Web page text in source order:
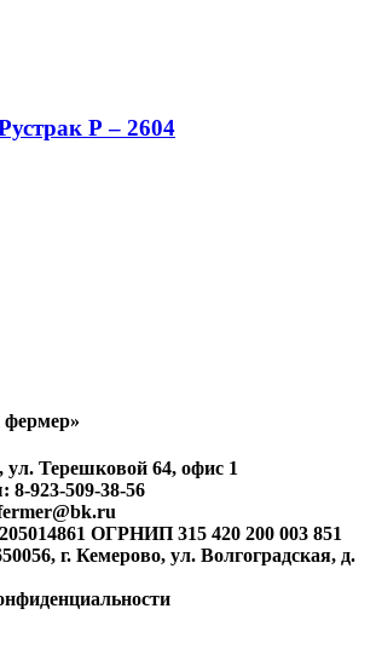
Р – 2604
ул. Терешковой 64, офис 1
8-923-509-38-56
ОГРНИП 315 420 200 003 851
г. Кемерово, ул. Волгоградская, д.